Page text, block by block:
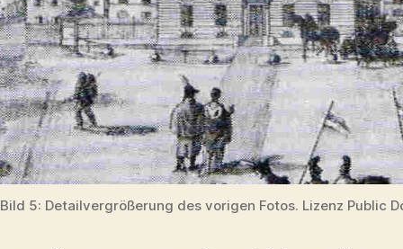
Bild 5: Detailvergrößerung des vorigen Fotos. Lizenz Public